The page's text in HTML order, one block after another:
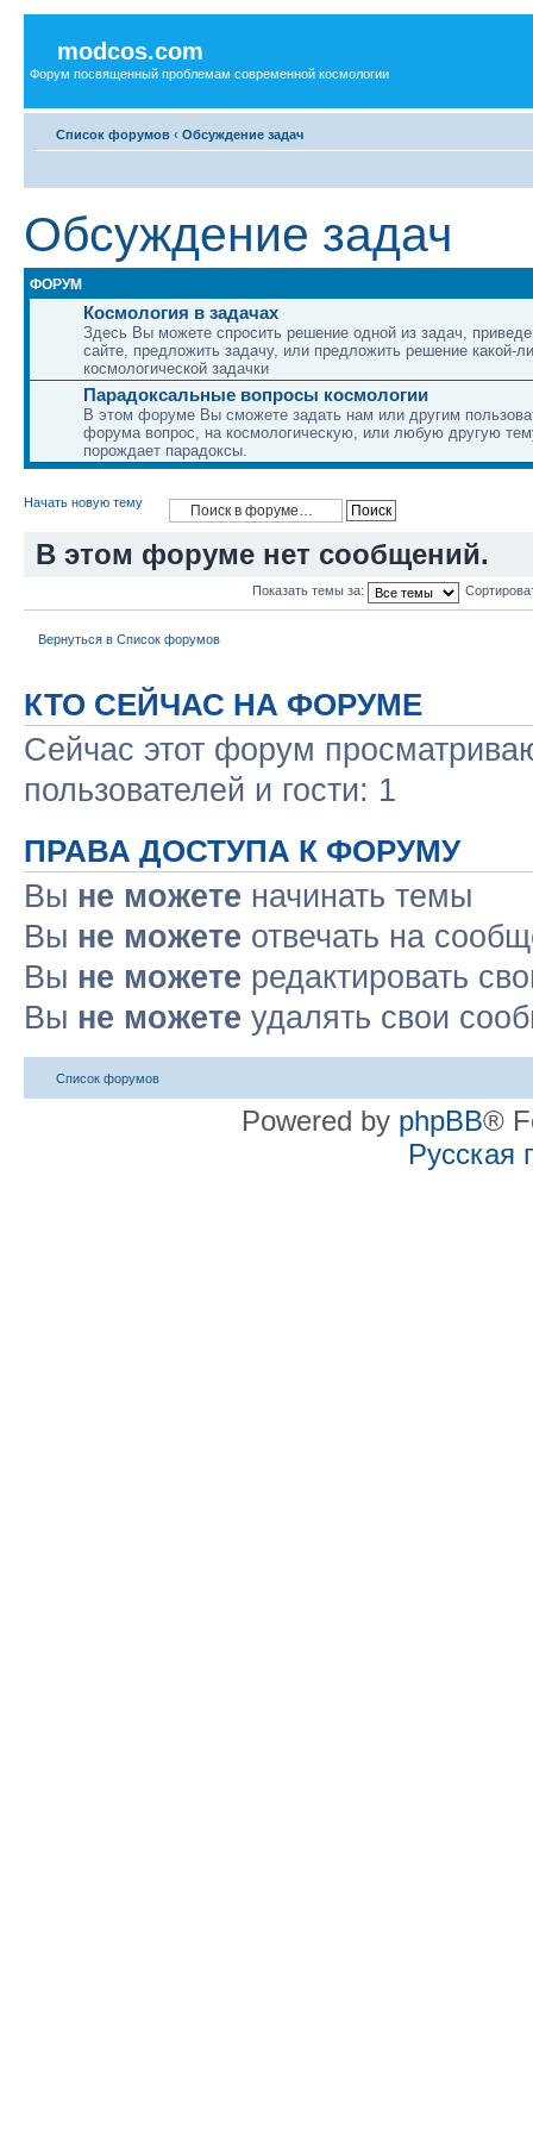
modcos.com
Форум посвященный проблемам современной космологии
Список форумов ‹ Обсуждение задач
Обсуждение задач
ФОРУМ
Космология в задачах
Здесь Вы можете спросить решение одной из задач,
сайте, предложить задачу, или предложить решение какой-
космологической задачки
Парадоксальные вопросы космологии
В этом форуме Вы сможете задать нам или другим
форума вопрос, на космологическую, или любую другую
порождает парадоксы.
Начать новую тему
В этом форуме нет сообщений.
Показать темы за:
Вернуться в Список форумов
КТО СЕЙЧАС НА ФОРУМЕ
Сейчас этот форум
пользователей и гости: 1
ПРАВА ДОСТУПА К ФОРУМУ
Вы не можете начинать темы
Вы не можете отвечать на
Вы не можете редактировать
Вы не можете удалять свои
Список форумов
Powered by phpBB®
Русская